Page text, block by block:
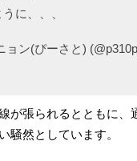
に、、、
ン(ぴーさと)
が張られるとともに、
騒然としています。